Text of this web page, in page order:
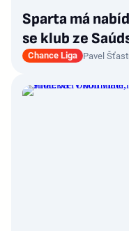
Sparta má
se klub ze
Chance Liga Pavel